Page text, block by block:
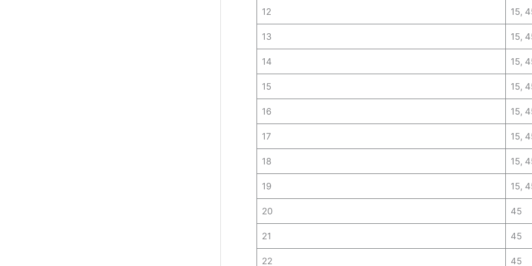
12 15,
13 15,
14 15,
15 15,
16 15,
17 15,
18 15,
19 15,
20 45
21 45
22 45